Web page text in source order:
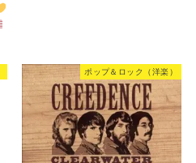
ポップ＆ロック（洋楽）